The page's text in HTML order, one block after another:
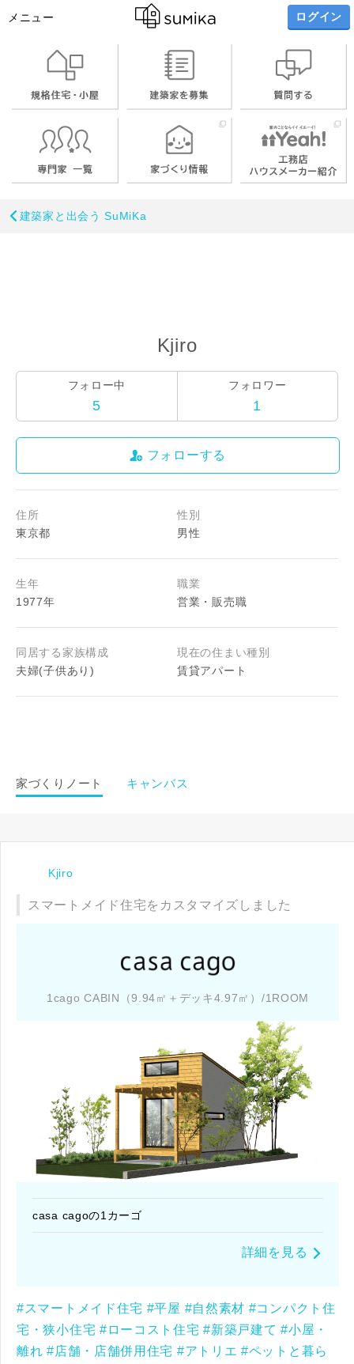
メニュー ログイン
建築家と出会う SuMiKa
Kjiro
フォロー中
5
フォロワー
1
フォローする
住所
東京都
性別
男性
生年
1977年
職業
営業・販売職
同居する家族構成
夫婦(子供あり)
現在の住まい種別
賃貸アパート
家づくりノート キャンバス
Kjiro
スマートメイド住宅をカスタマイズしました
1cago CABIN（9.94㎡＋デッキ4.97㎡）/1ROOM
casa cagoの1カーゴ
詳細を見る
#スマートメイド住宅 #平屋 #自然素材 #コンパクト住
宅・狭小住宅 #ローコスト住宅 #新築戸建て #小屋・
離れ #店舗・店舗併用住宅 #アトリエ #ペットと暮ら